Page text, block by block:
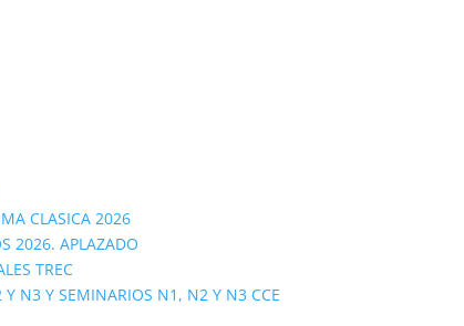
CLASICA 2026
2026. APLAZADO
TREC
N3 Y SEMINARIOS N1, N2 Y N3 CCE